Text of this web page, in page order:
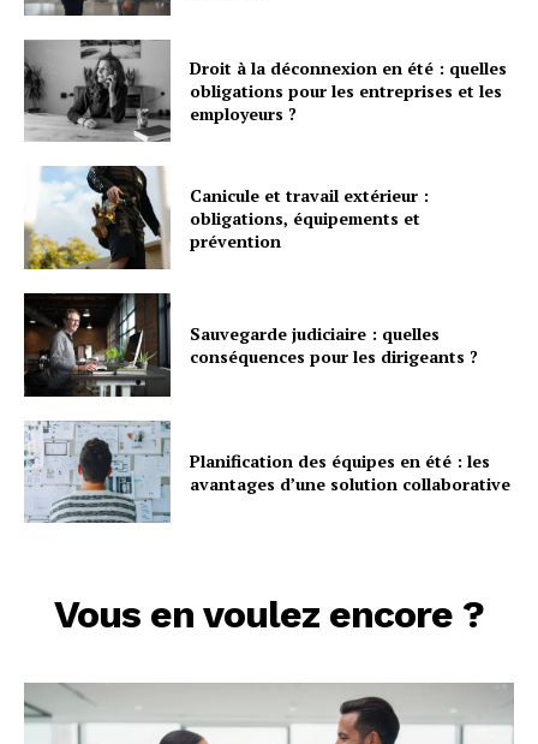
Droit à la déconnexion en été : quelles
obligations pour les entreprises et les
employeurs ?
Canicule et travail extérieur :
obligations, équipements et
prévention
Sauvegarde judiciaire : quelles
conséquences pour les dirigeants ?
Planification des équipes en été : les
avantages d’une solution collaborative
Vous en voulez encore ?